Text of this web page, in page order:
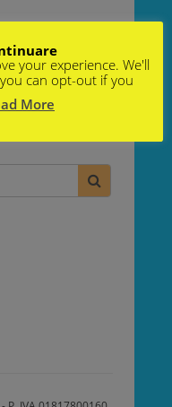
che
your experience. We'll
can opt-out if you
More